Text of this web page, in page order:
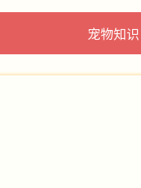
宠物知识